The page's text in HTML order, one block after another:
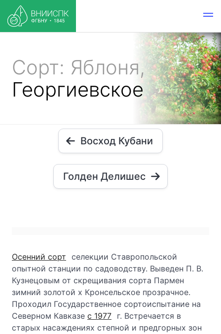
Сорт: Яблоня,
Георгиевское
Восход Кубани
Голден Делишес
Осенний сорт селекции Ставропольской
опытной станции по садоводству. Выведен П. В.
Кузнецовым от скрещивания сорта Пармен
зимний золотой х Кронсельское прозрачное.
Проходил Государственное сортоиспытание на
Северном Кавказе с 1977 г. Встречается в
старых насаждениях степной и предгорных зон